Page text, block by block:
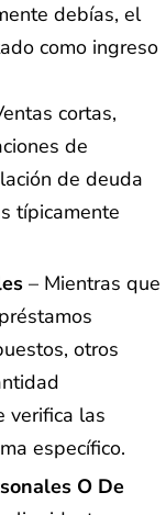
debías, el
como ingreso
cortas,
de
de deuda
típicamente
– Mientras que
otros
verifica las
específico.
O De